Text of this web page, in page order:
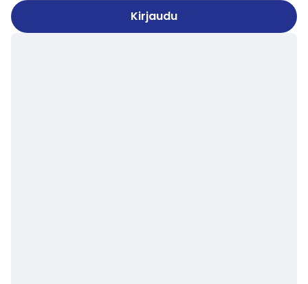
Kirjaudu